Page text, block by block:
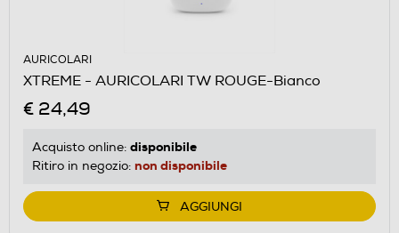
AURICOLARI
XTREME - AURICOLARI TW ROUGE-Bianco
€ 24,49
Acquisto online: disponibile
Ritiro in negozio: non disponibile
AGGIUNGI